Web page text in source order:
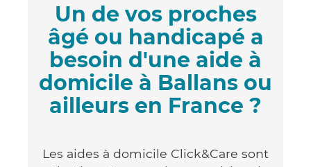
Un de vos proches
âgé ou handicapé a
besoin d'une aide à
domicile à Ballans ou
ailleurs en France ?
Les aides à domicile Click&Care sont